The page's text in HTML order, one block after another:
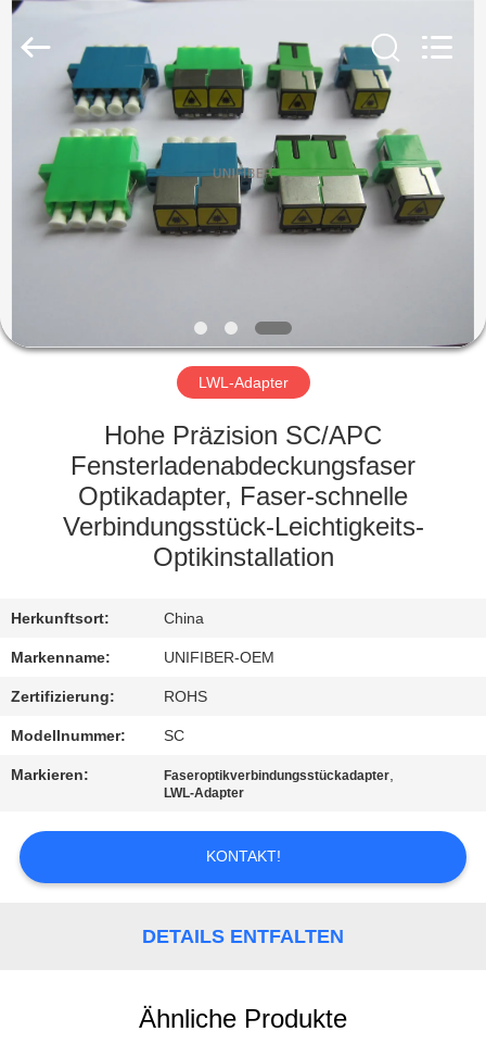
HAUS
PRODUKTE
ÜBER
FABRIK-
QUALITÄTSKONTROLLE
TRETEN
UNS
IN
VERBINDUNG
NACHRICHTEN
FORDERN
SIE
Shenzhen
Co.,Ltd.
LWL-Adapter
Hohe Präzision SC/APC
Fensterladenabdeckungsfaser
Optikadapter, Faser-schnelle
Verbindungsstück-Leichtigkeits-
Optikinstallation
Herkunftsort: China
Markenname: UNIFIBER-OEM
Zertifizierung: ROHS
Modellnummer: SC
Markieren: Faseroptikverbindungsstückadapter,
LWL-Adapter
KONTAKT!
DETAILS ENTFALTEN
Ähnliche Produkte